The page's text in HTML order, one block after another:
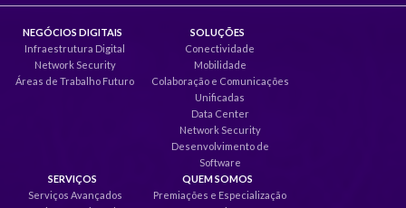
NEGÓCIOS DIGITAIS
Infraestrutura Digital
Network Security
Áreas de Trabalho Futuro
SOLUÇÕES
Conectividade
Mobilidade
Colaboração e Comunicações
Unificadas
Data Center
Network Security
Desenvolvimento de
Software
SERVIÇOS
Serviços Avançados
QUEM SOMOS
Premiações e Especialização